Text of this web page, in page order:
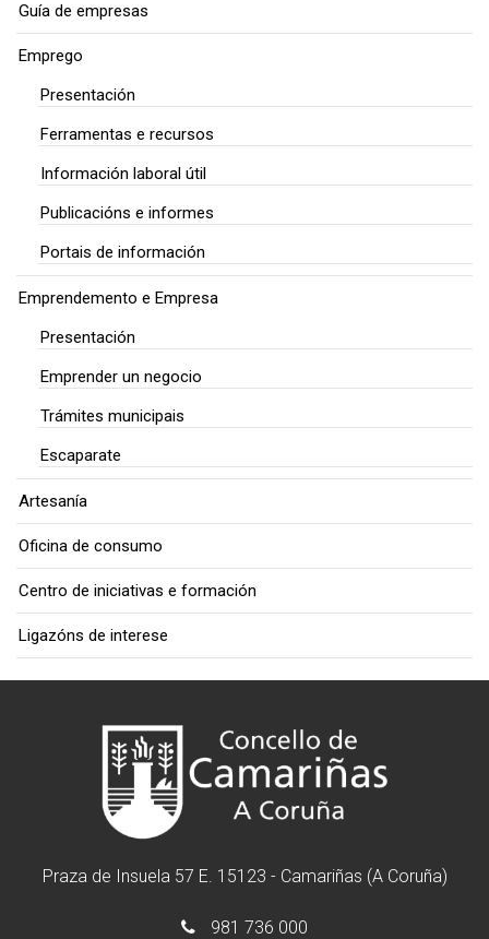
Guía de empresas
Emprego
Presentación
Ferramentas e recursos
Información laboral útil
Publicacións e informes
Portais de información
Emprendemento e Empresa
Presentación
Emprender un negocio
Trámites municipais
Escaparate
Artesanía
Oficina de consumo
Centro de iniciativas e formación
Ligazóns de interese
Praza de Insuela 57 E. 15123 - Camariñas (A Coruña)
981 736 000